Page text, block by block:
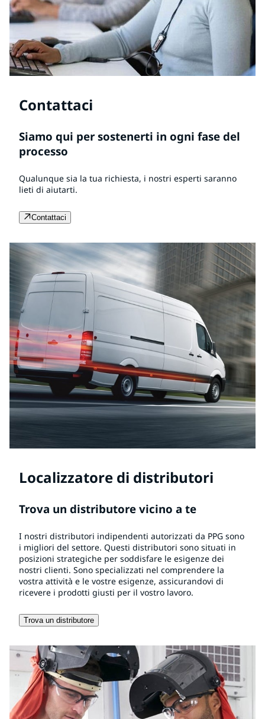
Contattaci
Siamo qui per sostenerti in ogni fase del
processo
Qualunque sia la tua richiesta, i nostri esperti saranno
lieti di aiutarti.
Contattaci
Localizzatore di distributori
Trova un distributore vicino a te
I nostri distributori indipendenti autorizzati da PPG sono
i migliori del settore. Questi distributori sono situati in
posizioni strategiche per soddisfare le esigenze dei
nostri clienti. Sono specializzati nel comprendere la
vostra attività e le vostre esigenze, assicurandovi di
ricevere i prodotti giusti per il vostro lavoro.
Trova un distributore